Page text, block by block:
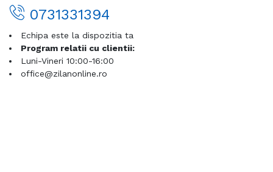
0731331394
Echipa este la dispozitia ta
Program relatii cu clientii:
Luni-Vineri 10:00-16:00
office@zilanonline.ro